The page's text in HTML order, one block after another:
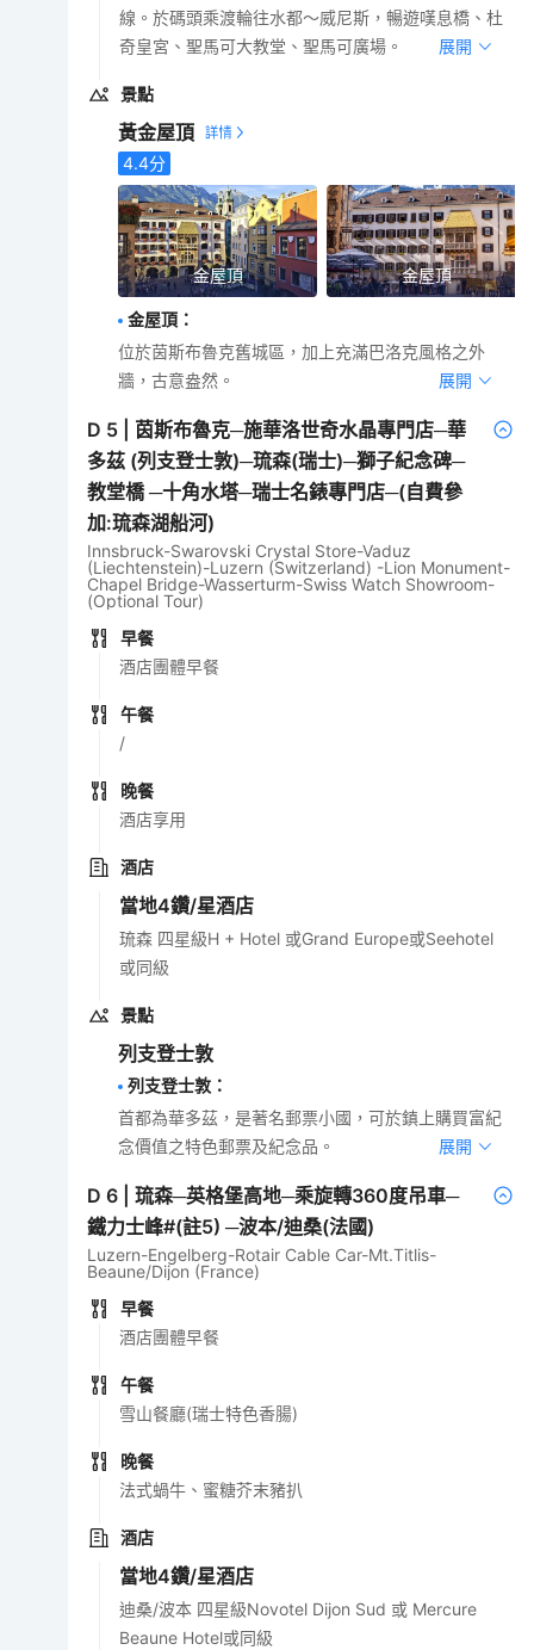
線。於碼頭乘渡輪往水都～威尼斯，暢遊嘆息橋、杜
奇皇宮、聖馬可大教堂、聖馬可廣場。
展開
景點
黃金屋頂
4.4分
金屋頂 金屋頂
金屋頂 ：
位於茵斯布魯克舊城區，加上充滿巴洛克風格之外
牆，古意盎然。
展開
D 5
茵斯布魯克─施華洛世奇水晶專門店─華
多茲 (列支登士敦)─琉森(瑞士)─獅子紀念碑─
教堂橋 ─十角水塔─瑞士名錶專門店─(自費參
加:琉森湖船河)
Innsbruck-Swarovski Crystal Store-Vaduz
(Liechtenstein)-Luzern (Switzerland) -Lion Monument-
Chapel Bridge-Wasserturm-Swiss Watch Showroom-
(Optional Tour)
早餐
酒店團體早餐
午餐
/
晚餐
酒店享用
酒店
當地4鑽/星酒店
琉森 四星級H + Hotel 或Grand Europe或Seehotel
或同級
景點
列支登士敦
列支登士敦 ：
首都為華多茲，是著名郵票小國，可於鎮上購買富紀
念價值之特色郵票及紀念品。
展開
D6 |琉森─英格堡高地─乘旋轉360度吊車─
鐵力士峰#(註5) ─波本/迪桑(法國)
Luzern-Engelberg-Rotair Cable Car-Mt.Titlis-
Beaune/Dijon (France)
早餐
酒店團體早餐
午餐
雪山餐廳(瑞士特色香腸)
晚餐
法式蝸牛、蜜糖芥末豬扒
酒店
當地4鑽/星酒店
迪桑/波本 四星級Novotel Dijon Sud 或 Mercure
Beaune Hotel或同級